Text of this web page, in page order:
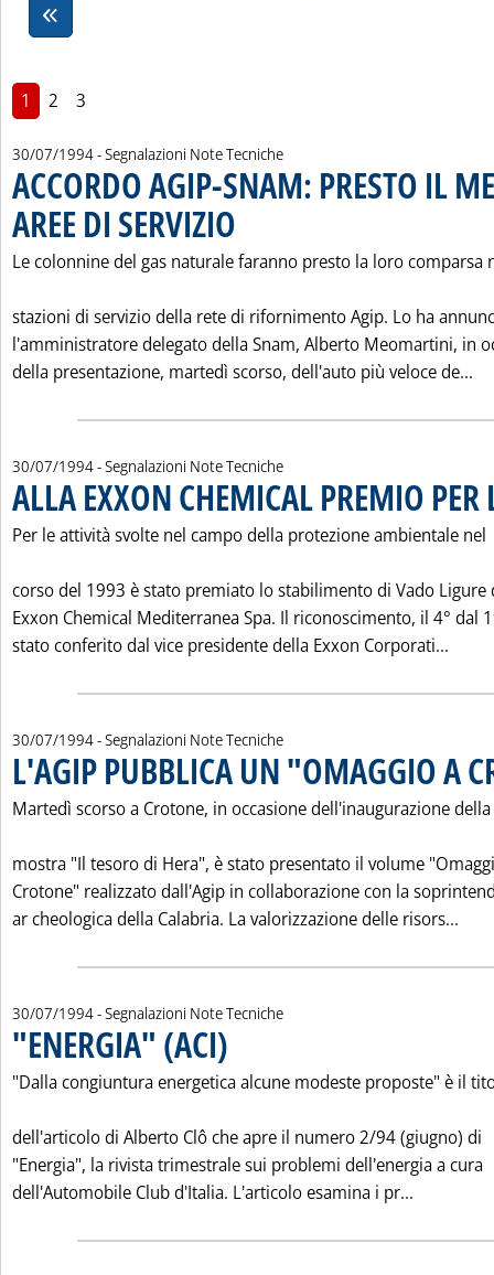
1 2 3
30/07/1994- Segnalazioni Note Tecniche
ACCORDO AGIP-SNAM: PRESTO IL
AREE DI SERVIZIO
Le colonnine del gas naturale faranno presto la loro comparsa
stazioni di servizio della rete di rifornimento Agip. Lo ha
l'amministratore delegato della Snam, Alberto Meomartini, in
della presentazione, martedì scorso, dell'auto più veloce de...
30/07/1994- Segnalazioni Note Tecniche
ALLA EXXON CHEMICAL PREMIO
Per le attività svolte nel campo della protezione ambientale nel
corso del 1993 è stato premiato lo stabilimento di Vado Ligure
Exxon Chemical Mediterranea Spa. Il riconoscimento, il 4° dal
stato conferito dal vice presidente della Exxon Corporati...
30/07/1994- Segnalazioni Note Tecniche
L'AGIP PUBBLICA UN "OMAGGIO A
Martedì scorso a Crotone, in occasione dell'inaugurazione della
mostra "Il tesoro di Hera", è stato presentato il volume
Crotone" realizzato dall'Agip in collaborazione con la
ar cheologica della Calabria. La valorizzazione delle risors...
30/07/1994- Segnalazioni Note Tecniche
"ENERGIA" (ACI)
"Dalla congiuntura energetica alcune modeste proposte" è il
dell'articolo di Alberto Clô che apre il numero 2/94 (giugno) di
"Energia", la rivista trimestrale sui problemi dell'energia a cura
dell'Automobile Club d'Italia. L'articolo esamina i pr...